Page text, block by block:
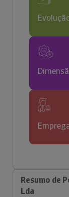
Resumo de
Lda